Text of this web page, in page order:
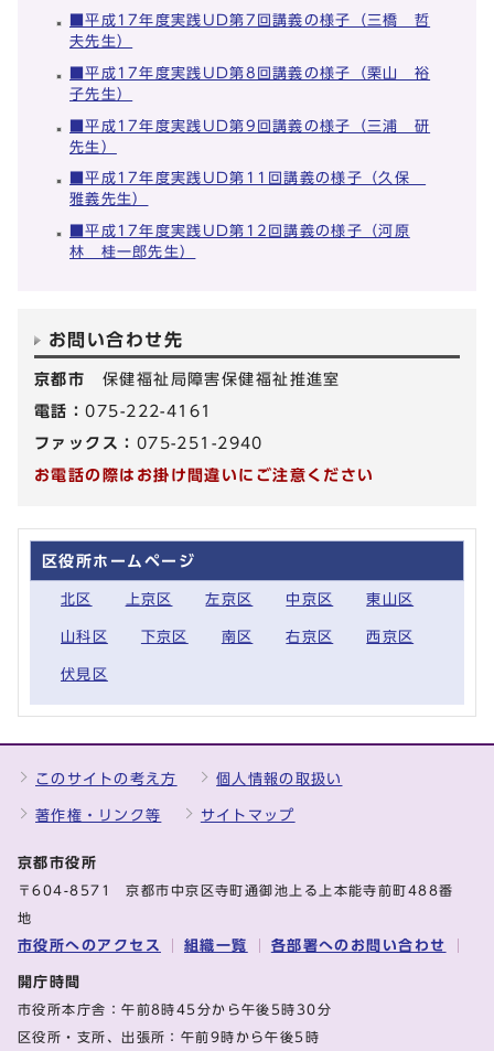
■平成17年度実践UD第7回講義の様子（三橋 哲
夫先生）
■平成17年度実践UD第8回講義の様子（栗山 裕
子先生）
■平成17年度実践UD第9回講義の様子（三浦 研
先生）
■平成17年度実践UD第11回講義の様子（久保
雅義先生）
■平成17年度実践UD第12回講義の様子（河原
林 桂一郎先生）
お問い合わせ先
京都市 保健福祉局障害保健福祉推進室
電話：075-222-4161
ファックス： 075-251-2940
お電話の際はお掛け間違いにご注意ください
区役所ホームページ
北区 上京区 左京区 中京区 東山区
山科区 下京区 南区 右京区 西京区
伏見区
このサイトの考え方 個人情報の取扱い
著作権・リンク等 サイトマップ
京都市役所
〒604-8571 京都市中京区寺町通御池上る上本能寺前町488番
地
市役所へのアクセス 組織一覧 各部署へのお問い合わせ
開庁時間
市役所本庁舎：午前8時45分から午後5時30分
区役所・支所、出張所：午前9時から午後5時